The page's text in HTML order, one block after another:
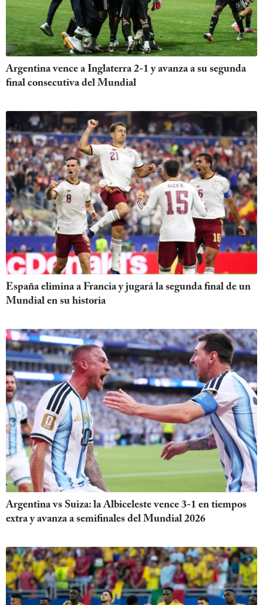
Argentina vence a Inglaterra 2-1 y avanza a su segunda
final consecutiva del Mundial
España elimina a Francia y jugará la segunda final de un
Mundial en su historia
Argentina vs Suiza: la Albiceleste vence 3-1 en tiempos
extra y avanza a semifinales del Mundial 2026